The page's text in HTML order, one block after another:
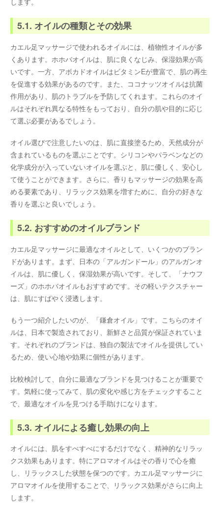
5.1. オイルの種類とその効果
カエル足マッサージで使われるオイルには、植物性オイルが多
くあります。ホホバオイルは、肌に良くなじみ、保湿効果が高
いです。一方、アボカドオイルはビタミンEが豊富で、肌の再生
を促進する効果があるのです。また、ココナッツオイルは抗菌
作用があり、肌のトラブルを予防してくれます。これらのオイ
ルはそれぞれ異なる特性をもっており、自分の肌や目的に応じ
て選ぶ必要があるでしょう。
オイル選びで注意したいのは、肌に直接塗るため、天然成分が
含まれているものを選ぶことです。シリコンやパラベンなどの
化学成分が入っていないオイルを選ぶと、肌に優しく、安心し
て使うことができます。さらに、香りもマッサージの効果を高
める要素であり、リラックス効果を増すために、自分の好きな
香りを選ぶと良いでしょう。
5.2. おすすめのオイルブランド
カエル足マッサージに最適なオイルとして、いくつかのブラン
ドがあります。まず、日本の「アルガンドール」のアルガンオ
イルは、肌に優しく、保湿効果が高いです。そして、「ナウフ
ーズ」のホホバオイルもおすすめです。その軽いテクスチャー
は、肌にすばやく浸透します。
もう一つ紹介したいのが、「鎌倉オイル」です。こちらのオイ
ルは、日本で製造されており、新鮮さと品質が保証されていま
す。それぞれのブランドは、独自の製法でオイルを提供してい
るため、使い心地や効果に個性があります。
比較検討して、自分に最適なブランドを見つけることが重要で
す。気軽に使ってみて、肌の変化や感じ方をチェックすること
で、最適なオイルを見つける手助けになります。
5.3. オイルによる癒し効果の向上
オイルには、肌をすべすべにするだけでなく、精神的なリラッ
クス効果もあります。特にアロマオイルはその香りで心を癒
し、リラックスした状態を保つのです。カエル足マッサージに
アロマオイルを使用することで、リラックス効果がさらに向上
します。